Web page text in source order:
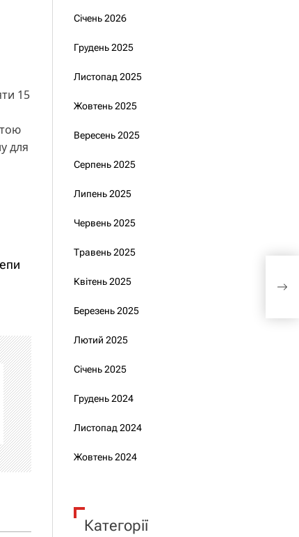
15
для
Січень 2026
Грудень 2025
Листопад 2025
Жовтень 2025
Вересень 2025
Серпень 2025
Липень 2025
Червень 2025
Травень 2025
Квітень 2025
Березень 2025
Лютий 2025
Січень 2025
Грудень 2024
Листопад 2024
Жовтень 2024
Категорії